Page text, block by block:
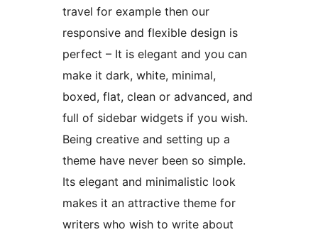
travel for example then our
responsive and flexible design is
perfect – It is elegant and you can
make it dark, white, minimal,
boxed, flat, clean or advanced, and
full of sidebar widgets if you wish.
Being creative and setting up a
theme have never been so simple.
Its elegant and minimalistic look
makes it an attractive theme for
writers who wish to write about